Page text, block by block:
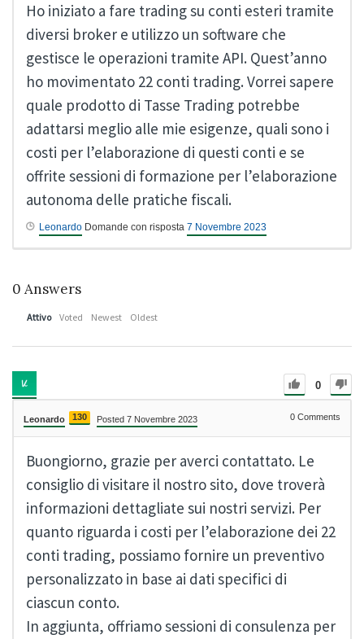
Ho iniziato a fare trading su conti esteri tramite
diversi broker e utilizzo un software che
gestisce le operazioni tramite API. Quest’anno
ho movimentato 22 conti trading. Vorrei sapere
quale prodotto di Tasse Trading potrebbe
adattarsi meglio alle mie esigenze, quali sono i
costi per l’elaborazione di questi conti e se
offrite sessioni di formazione per l’elaborazione
autonoma delle pratiche fiscali.
Leonardo Domande con risposta 7 Novembre 2023
0 Answers
Attivo Voted Newest Oldest
0
Leonardo 130 Posted 7 Novembre 2023 0 Comments
Buongiorno, grazie per averci contattato. Le
consiglio di visitare il nostro sito, dove troverà
informazioni dettagliate sui nostri servizi. Per
quanto riguarda i costi per l’elaborazione dei 22
conti trading, possiamo fornire un preventivo
personalizzato in base ai dati specifici di
ciascun conto.
In aggiunta, offriamo sessioni di consulenza per